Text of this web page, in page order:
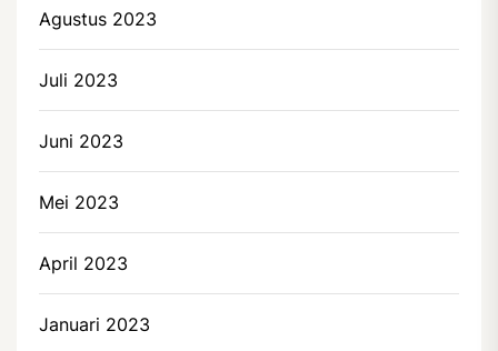
Agustus 2023
Juli 2023
Juni 2023
Mei 2023
April 2023
Januari 2023